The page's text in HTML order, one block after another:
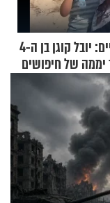
בחסדי שמיים: יובל קוגן בן ה-4
של חיפושים